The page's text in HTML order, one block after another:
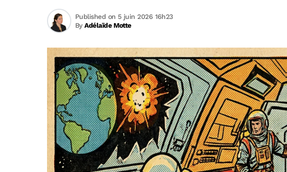
ByAdélaïde Motte
Published on 5 juin 2026 16h23